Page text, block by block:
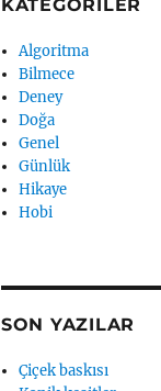
KATEGORILER
Algoritma
Bilmece
Deney
Doğa
Genel
Günlük
Hikaye
Hobi
SON YAZILAR
Çiçek baskısı